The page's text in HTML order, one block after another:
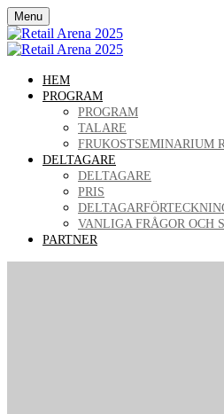
Menu
HEM
PROGRAM
PROGRAM
TALARE
FRUKOSTSEMINARIUM
DELTAGARE
DELTAGARE
PRIS
VANLIGA FRÅGOR OCH
PARTNER